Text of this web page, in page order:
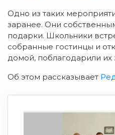
Одно из таких
заранее. Они
подарки. Школьники
собранные гостинцы и
домой, поблагодарили их
Об этом рассказывает